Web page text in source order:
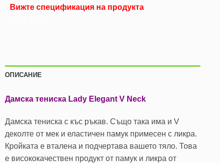
Вижте спецификация на продукта
ОПИСАНИЕ
Дамска тениска Lady Elegant V Neck
Дамска тениска с къс ръкав. Също така има и V
деколте от мек и еластичен памук примесен с ликра.
Кройката е вталена и подчертава вашето тяло. Това
е висококачествен продукт от памук и ликра от